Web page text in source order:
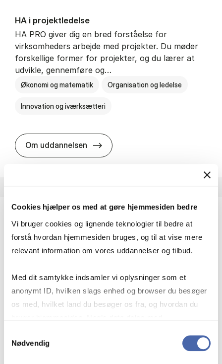
Cookies hjælper os med at gøre hjemmesiden bedre
Vi bruger cookies og lignende teknologier til bedre at
forstå hvordan hjemmesiden bruges, og til at vise mere
relevant information om vores uddannelser og tilbud.
Med dit samtykke indsamler vi oplysninger som et
anonymt ID, hvilken slags enhed og browser du besøger
os med, hvilket land du besøger os fra, og hvordan du
markedsføring. Du bestemmer selv - og kan altid trække
Nødvendig
HA i pro­jekt­le­del­se
HA PRO giver dig en bred forståelse for
virksomheders arbejde med projekter. Du møder
forskellige former for projekter, og du lærer at
udvikle, gennemføre og…
Økonomi og matematik Organisation og ledelse
Innovation og iværksætteri
Om uddannelsen HA i pro­jekt­le­del­se
HA(fil.) - erhvervs­økonomi og fi­lo­so­fi
virksomheder møder i vores komplekse verden.
effektivitet og…
Økonomi og matematik Kultur og samfund